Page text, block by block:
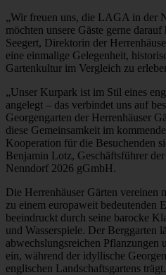
„Wir freuen uns, die LAGA in der
möchten unsere Gäste gerne
Seegert, Direktorin der
eine einmalige Gelegenheit,
Gartenkultur im Vergleich zu
„Unser Kurpark ist im Stil eines
angelegt – das verbindet uns auf
Georgengarten der Herrenhäuser
diese Gemeinsamkeit im
Kooperation für die Besuchenden
Benjamin Lotz, Geschäftsführer
Nenndorf 2026 gGmbH.
Die Herrenhäuser Gärten vereinen
zu einem europaweit bedeutenden
beeindruckt durch seine barocke
und Wasserspiele. Der Berggarten
abwechslungsreichen Pflanzungen
ein, während der idyllische
englischen Landschaftsgartens trägt.